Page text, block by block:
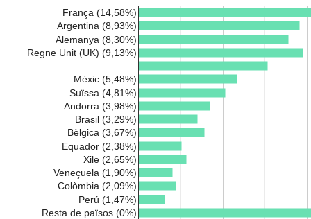
França (14,58%)
Argentina (8,93%)
Alemanya (8,30%)
Regne Unit (UK) (9,13%)
Mèxic (5,48%)
Suïssa (4,81%)
Andorra (3,98%)
Brasil (3,29%)
Bèlgica (3,67%)
Equador (2,38%)
Xile (2,65%)
Veneçuela (1,90%)
Colòmbia (2,09%)
Perú (1,47%)
Resta de països (0%)